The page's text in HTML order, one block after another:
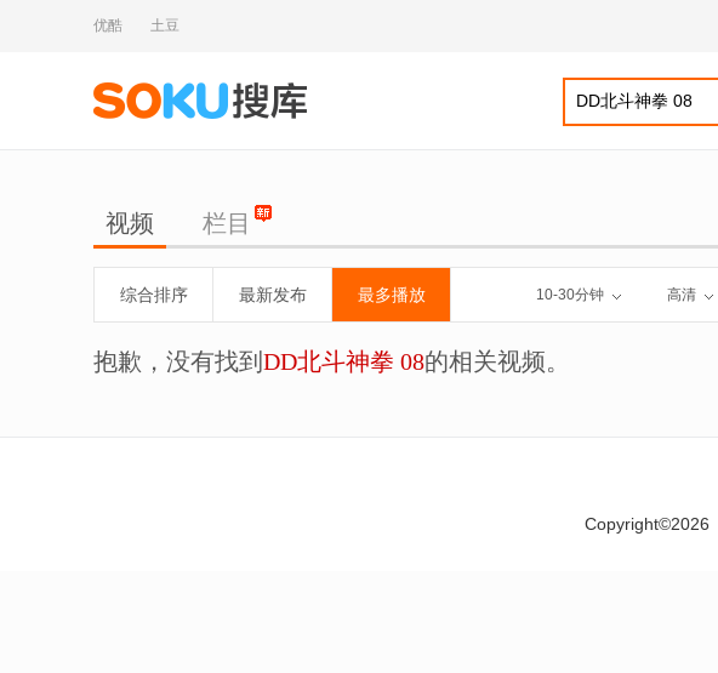
优酷 土豆
视频 栏目
综合排序 最新发布 最多播放 10-30分钟 高清
抱歉，没有找到 DD北斗神拳 08的相关视频。
Copyright©2026